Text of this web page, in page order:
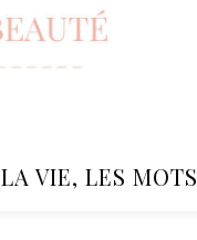
LA VIE, LES MOTS